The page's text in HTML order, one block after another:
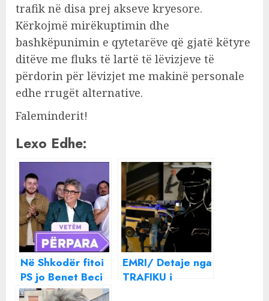
trafik në disa prej akseve kryesore.
Kërkojmë mirëkuptimin dhe
bashkëpunimin e qytetarëve që gjatë këtyre
ditëve me fluks të lartë të lëvizjeve të
përdorin për lëvizjet me makinë personale
edhe rrugët alternative.
Faleminderit!
Lexo Edhe:
Në Shkodër fitoi
PS jo Benet Beci
EMRI/ Detaje nga
TRAFIKU i